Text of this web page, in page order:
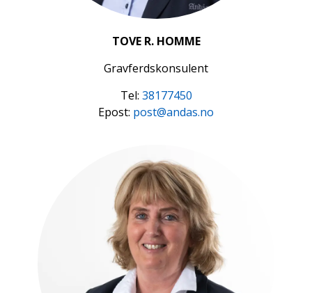
TOVE R. HOMME
Gravferdskonsulent
Tel: 38177450
Epost: post@andas.no